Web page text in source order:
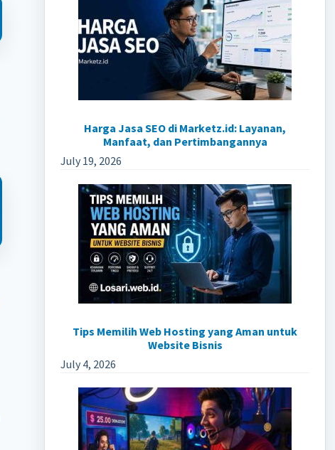
Harga Jasa SEO di Marketz.id: Layanan,
Manfaat, dan Pertimbangannya
July 19, 2026
Tips Memilih Web Hosting yang Aman untuk
Website Bisnis
July 4, 2026